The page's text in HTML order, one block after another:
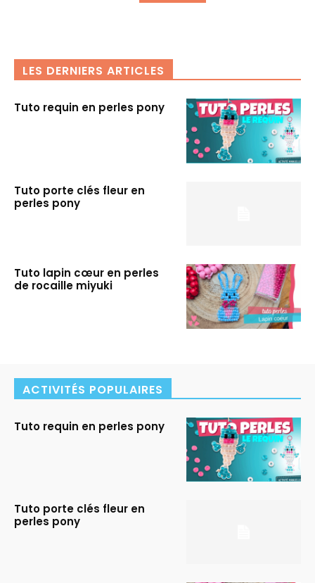
LES DERNIERS ARTICLES
Tuto requin en perles pony
Tuto porte clés fleur en
perles pony
Tuto lapin cœur en perles
de rocaille miyuki
ACTIVITÉS POPULAIRES
Tuto requin en perles pony
Tuto porte clés fleur en
perles pony